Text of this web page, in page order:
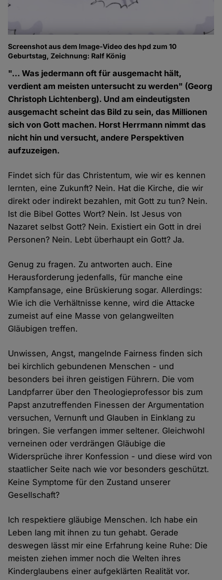
Screenshot aus dem Image-Video des hpd zum 10
Geburtstag, Zeichnung: Ralf König
"… Was jedermann oft für ausgemacht hält,
verdient am meisten untersucht zu werden" (Georg
Christoph Lichtenberg). Und am eindeutigsten
ausgemacht scheint das Bild zu sein, das Millionen
sich von Gott machen. Horst Herrmann nimmt das
nicht hin und versucht, andere Perspektiven
aufzuzeigen.
Findet sich für das Christentum, wie wir es kennen
lernten, eine Zukunft? Nein. Hat die Kirche, die wir
direkt oder indirekt bezahlen, mit Gott zu tun? Nein.
Ist die Bibel Gottes Wort? Nein. Ist Jesus von
Nazaret selbst Gott? Nein. Existiert ein Gott in drei
Personen? Nein. Lebt überhaupt ein Gott? Ja.
Genug zu fragen. Zu antworten auch. Eine
Herausforderung jedenfalls, für manche eine
Kampfansage, eine Brüskierung sogar. Allerdings:
Wie ich die Verhältnisse kenne, wird die Attacke
zumeist auf eine Masse von gelangweilten
Gläubigen treffen.
Unwissen, Angst, mangelnde Fairness finden sich
bei kirchlich gebundenen Menschen - und
besonders bei ihren geistigen Führern. Die vom
Landpfarrer über den Theologieprofessor bis zum
Papst anzutreffenden Finessen der Argumentation
versuchen, Vernunft und Glauben in Einklang zu
bringen. Sie verfangen immer seltener. Gleichwohl
verneinen oder verdrängen Gläubige die
Widersprüche ihrer Konfession - und diese wird von
staatlicher Seite nach wie vor besonders geschützt.
Keine Symptome für den Zustand unserer
Gesellschaft?
Ich respektiere gläubige Menschen. Ich habe ein
Leben lang mit ihnen zu tun gehabt. Gerade
deswegen lässt mir eine Erfahrung keine Ruhe: Die
meisten ziehen immer noch die Welten ihres
Kinderglaubens einer aufgeklärten Realität vor.